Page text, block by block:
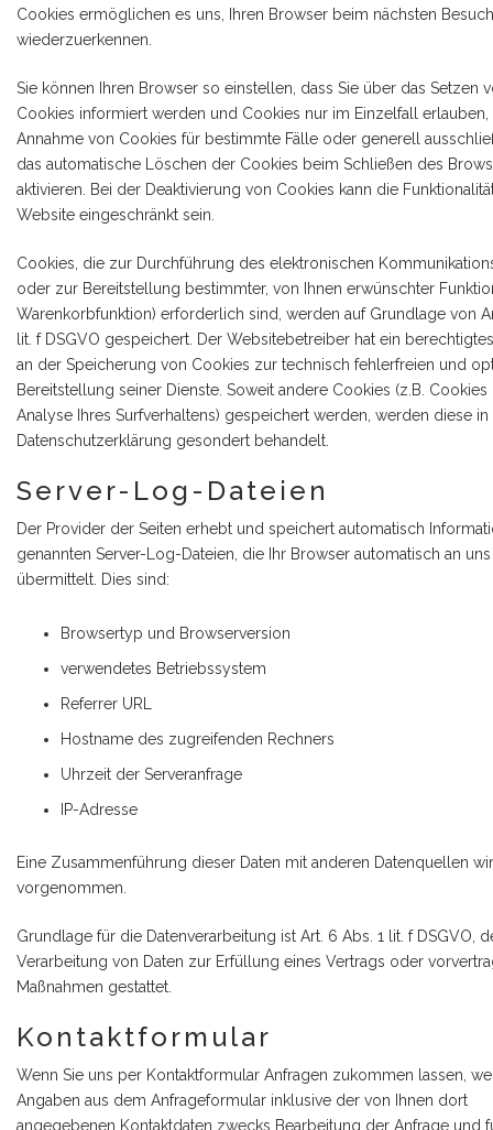
Cookies ermöglichen es uns, Ihren Browser beim nächsten Besuch
wiederzuerkennen.
Sie können Ihren Browser so einstellen, dass Sie über das Setzen
Cookies informiert werden und Cookies nur im Einzelfall erlauben,
Annahme von Cookies für bestimmte Fälle oder generell
das automatische Löschen der Cookies beim Schließen des
aktivieren. Bei der Deaktivierung von Cookies kann die
Website eingeschränkt sein.
Cookies, die zur Durchführung des elektronischen
oder zur Bereitstellung bestimmter, von Ihnen erwünschter
Warenkorbfunktion) erforderlich sind, werden auf Grundlage von
lit. f DSGVO gespeichert. Der Websitebetreiber hat ein
an der Speicherung von Cookies zur technisch fehlerfreien und
Bereitstellung seiner Dienste. Soweit andere Cookies (z.B. Cookies
Analyse Ihres Surfverhaltens) gespeichert werden, werden diese in
Datenschutzerklärung gesondert behandelt.
Server-Log-Dateien
Der Provider der Seiten erhebt und speichert automatisch
genannten Server-Log-Dateien, die Ihr Browser automatisch an uns
übermittelt. Dies sind:
Browsertyp und Browserversion
verwendetes Betriebssystem
Referrer URL
Hostname des zugreifenden Rechners
Uhrzeit der Serveranfrage
IP-Adresse
Eine Zusammenführung dieser Daten mit anderen Datenquellen
vorgenommen.
Grundlage für die Datenverarbeitung ist Art. 6 Abs. 1 lit. f DSGVO,
Verarbeitung von Daten zur Erfüllung eines Vertrags oder
Maßnahmen gestattet.
Kontaktformular
Wenn Sie uns per Kontaktformular Anfragen zukommen lassen,
Angaben aus dem Anfrageformular inklusive der von Ihnen dort
angegebenen Kontaktdaten zwecks Bearbeitung der Anfrage und